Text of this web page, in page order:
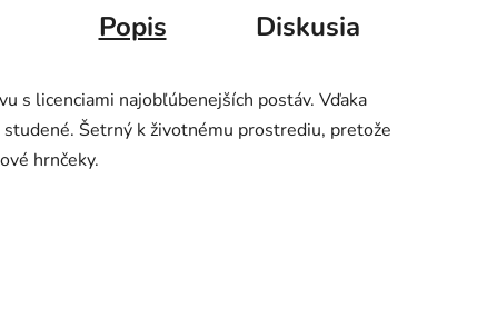
Popis Diskusia
s licenciami najobľúbenejších postáv. Vďaka
Šetrný k životnému prostrediu, pretože
hrnčeky.